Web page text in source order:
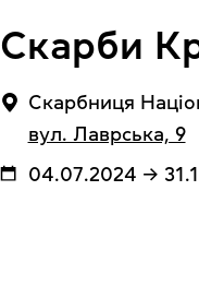
Скарби
Cкарбниця
вул. Лаврська, 9
04.07.2024 →